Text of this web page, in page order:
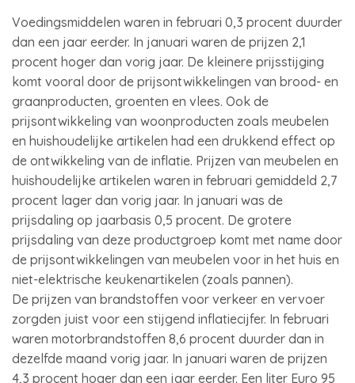
Voedingsmiddelen waren in februari 0,3 procent duurder
dan een jaar eerder. In januari waren de prijzen 2,1
procent hoger dan vorig jaar. De kleinere prijsstijging
komt vooral door de prijsontwikkelingen van brood- en
graanproducten, groenten en vlees. Ook de
prijsontwikkeling van woonproducten zoals meubelen
en huishoudelijke artikelen had een drukkend effect op
de ontwikkeling van de inflatie. Prijzen van meubelen en
huishoudelijke artikelen waren in februari gemiddeld 2,7
procent lager dan vorig jaar. In januari was de
prijsdaling op jaarbasis 0,5 procent. De grotere
prijsdaling van deze productgroep komt met name door
de prijsontwikkelingen van meubelen voor in het huis en
niet-elektrische keukenartikelen (zoals pannen).
De prijzen van brandstoffen voor verkeer en vervoer
zorgden juist voor een stijgend inflatiecijfer. In februari
waren motorbrandstoffen 8,6 procent duurder dan in
dezelfde maand vorig jaar. In januari waren de prijzen
4,3 procent hoger dan een jaar eerder. Een liter Euro 95